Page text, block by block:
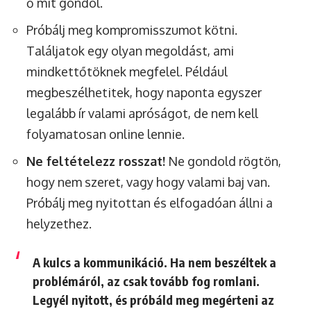
Próbálj meg kompromisszumot kötni.
Találjatok egy olyan megoldást, ami
mindkettőtöknek megfelel. Például
megbeszélhetitek, hogy naponta egyszer
legalább ír valami apróságot, de nem kell
folyamatosan online lennie.
Ne feltételezz rosszat! Ne gondold rögtön,
hogy nem szeret, vagy hogy valami baj van.
Próbálj meg nyitottan és elfogadóan állni a
helyzethez.
A kulcs a kommunikáció. Ha nem beszéltek a
problémáról, az csak tovább fog romlani.
Legyél nyitott, és próbáld meg megérteni az